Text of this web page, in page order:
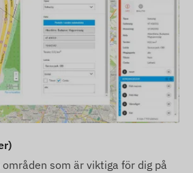
som är viktiga för dig på